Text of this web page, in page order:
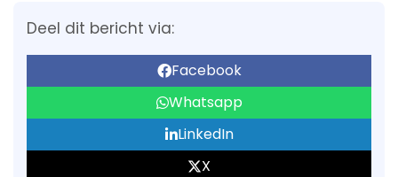
Deel dit bericht via:
Facebook
Whatsapp
LinkedIn
X